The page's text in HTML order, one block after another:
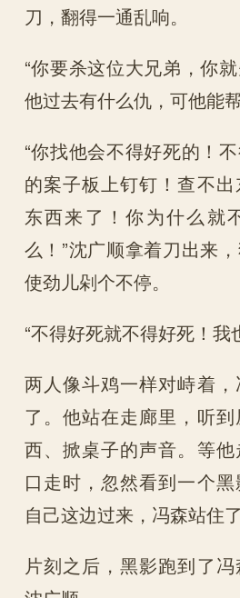
刀，翻得一通乱响。
“你要杀这位大兄弟，你
他过去有什么仇，可他能
“你找他会不得好死的！
的案子板上钉钉！查不
东西来了！你为什么就
么！”沈广顺拿着刀出来
使劲儿剁个不停。
“不得好死就不得好死！我
两人像斗鸡一样对峙着
了。他站在走廊里，听
西、掀桌子的声音。等
口走时，忽然看到一个
自己这边过来，冯森站住了
片刻之后，黑影跑到了